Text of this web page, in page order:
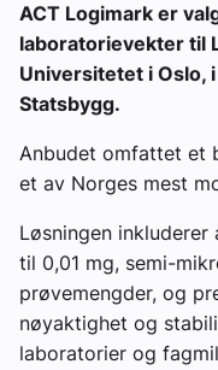
Nyheter
Aktuelle prosjekter
ACT Logimark er
laboratorievekter til
Universitetet i Oslo,
Statsbygg.
Anbudet omfattet et
et av Norges mest
Løsningen inkluderer
til 0,01 mg, semi-
prøvemengder, og
nøyaktighet og
laboratorier og